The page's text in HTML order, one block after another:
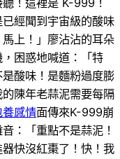
！這裡是 K-999！
經聞到宇宙級的酸味
上！」廖沾沾的耳朵
困惑地喊道：「特
酸味！是麵粉過度膨
陳年老蒜泥需要每隔
養感情面傳來K-999崩
：「重點不是蒜泥！
快沒紅棗了！快！我